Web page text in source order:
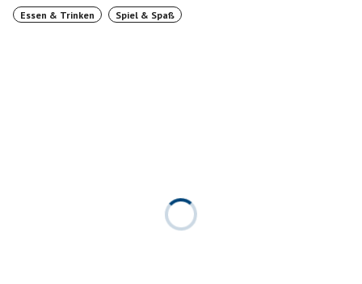
Essen & Trinken Spiel & Spaß